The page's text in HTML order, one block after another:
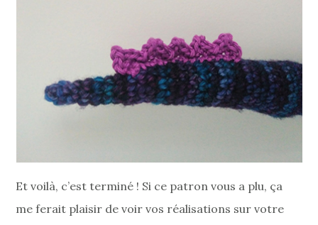
Et voilà, c’est terminé ! Si ce patron vous a plu, ça
me ferait plaisir de voir vos réalisations sur votre